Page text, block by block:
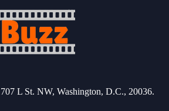
L St. NW, Washington, D.C., 20036.